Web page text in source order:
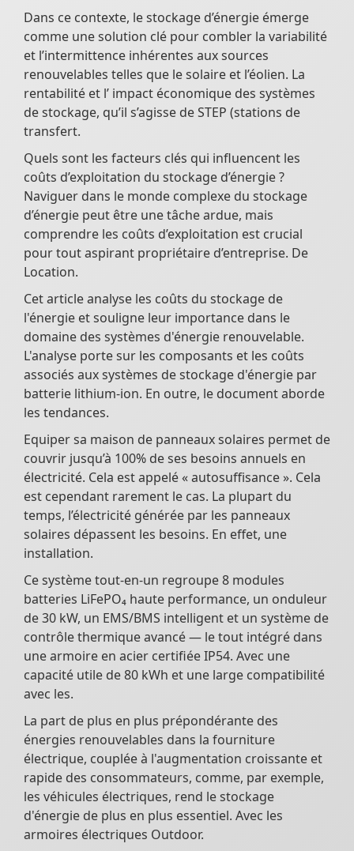
Dans ce contexte, le stockage d’énergie émerge
comme une solution clé pour combler la variabilité
et l’intermittence inhérentes aux sources
renouvelables telles que le solaire et l’éolien. La
rentabilité et l’ impact économique des systèmes
de stockage, qu’il s’agisse de STEP (stations de
transfert.
Quels sont les facteurs clés qui influencent les
coûts d’exploitation du stockage d’énergie ?
Naviguer dans le monde complexe du stockage
d’énergie peut être une tâche ardue, mais
comprendre les coûts d’exploitation est crucial
pour tout aspirant propriétaire d’entreprise. De
Location.
Cet article analyse les coûts du stockage de
l'énergie et souligne leur importance dans le
domaine des systèmes d'énergie renouvelable.
L'analyse porte sur les composants et les coûts
associés aux systèmes de stockage d'énergie par
batterie lithium-ion. En outre, le document aborde
les tendances.
Equiper sa maison de panneaux solaires permet de
couvrir jusqu’à 100% de ses besoins annuels en
électricité. Cela est appelé « autosuffisance ». Cela
est cependant rarement le cas. La plupart du
temps, l’électricité générée par les panneaux
solaires dépassent les besoins. En effet, une
installation.
Ce système tout-en-un regroupe 8 modules
batteries LiFePO₄ haute performance, un onduleur
de 30 kW, un EMS/BMS intelligent et un système de
contrôle thermique avancé — le tout intégré dans
une armoire en acier certifiée IP54. Avec une
capacité utile de 80 kWh et une large compatibilité
avec les.
La part de plus en plus prépondérante des
énergies renouvelables dans la fourniture
électrique, couplée à l'augmentation croissante et
rapide des consommateurs, comme, par exemple,
les véhicules électriques, rend le stockage
d'énergie de plus en plus essentiel. Avec les
armoires électriques Outdoor.